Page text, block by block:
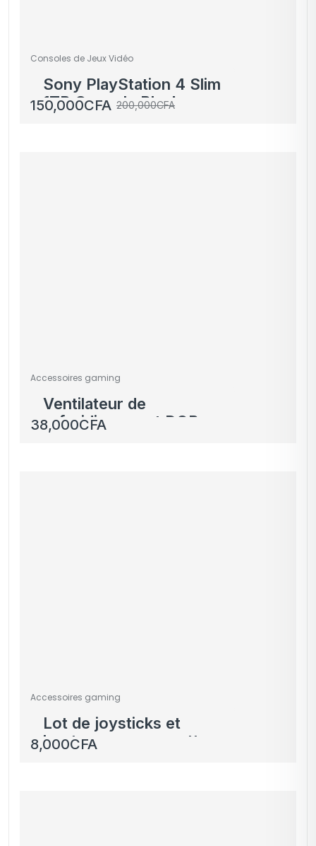
Consoles de Jeux Vidéo
Sony PlayStation 4 Slim
1TB Console Black
(PS4)
200,000CFA
150,000CFA
Accessoires gaming
Ventilateur de
refroidissement DOBE
avec éclairage LED
38,000CFA
Accessoires gaming
Lot de joysticks et
boutons pour manette
8,000CFA